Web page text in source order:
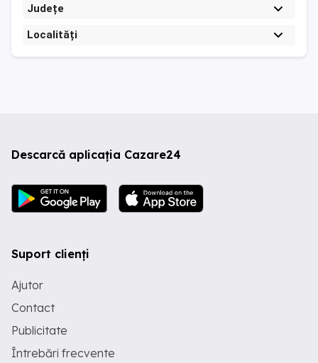
Județe
Localități
Descarcă aplicația Cazare24
Suport clienți
Ajutor
Contact
Publicitate
Întrebări frecvente